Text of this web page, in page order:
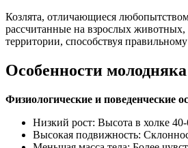
Козлята, отличающиеся
рассчитанные на взрослых
территории, способствуя
Особенности
Физиологические и поведенческие
Низкий рост: Высота в холке
Высокая подвижность: